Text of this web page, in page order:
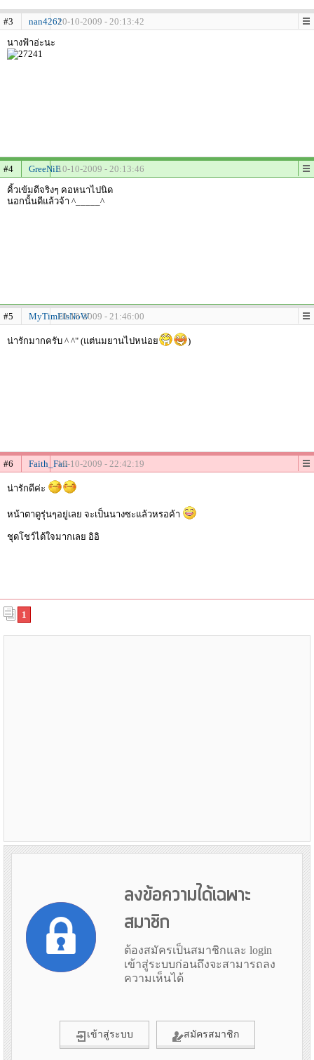
#3 nan426210-10-2009 - 20:13:42
นางฟ้าอ่ะนะ
#4 GreeNiE10-10-2009 - 20:13:46
คิ้วเข้มดีจริงๆ คอหนาไปนิด
นอกนั้นดีแล้วจ้า ^_____^
#5 MyTimEIsNoW10-10-2009 - 21:46:00
น่ารักมากครับ ^ ^" (แต่นมยานไปหน่อย )
#6 Faith_Faii10-10-2009 - 22:42:19
น่ารักดีค่ะ
หน้าตาดูรุ่นๆอยู่เลย จะเป็นนางซะแล้วหรอค้า
ชุดโชว์ได้ใจมากเลย อิอิ
1
ลงข้อความได้เฉพาะ
สมาชิก
ต้องสมัครเป็นสมาชิกและ login
เข้าสู่ระบบก่อนถึงจะสามารถลง
ความเห็นได้
เข้าสู่ระบบ สมัครสมาชิก